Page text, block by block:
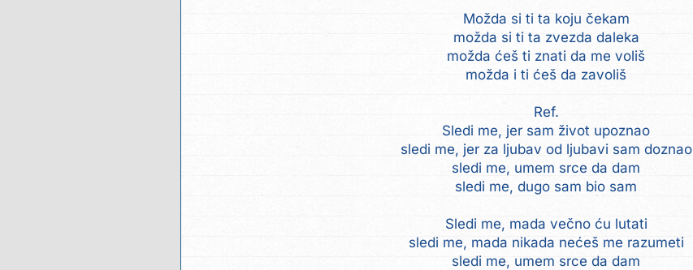
Možda si ti ta koju čekam
možda si ti ta zvezda daleka
možda ćeš ti znati da me voliš
možda i ti ćeš da zavoliš
Ref.
Sledi me, jer sam život upoznao
sledi me, jer za ljubav od ljubavi sam doznao
sledi me, umem srce da dam
sledi me, dugo sam bio sam
Sledi me, mada večno ću lutati
sledi me, mada nikada nećeš me razumeti
sledi me, umem srce da dam